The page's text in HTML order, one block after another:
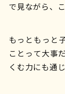
で見ながら、
もっともっと
ことって大事
くむ力にも通